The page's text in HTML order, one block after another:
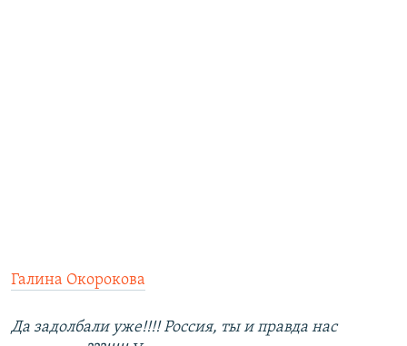
Галина Окорокова
Да задолбали уже!!!! Россия, ты и правда нас